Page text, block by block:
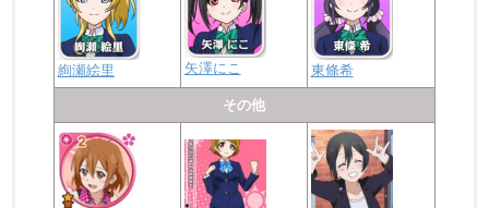
絢瀬絵里 矢澤にこ 東條希
その他